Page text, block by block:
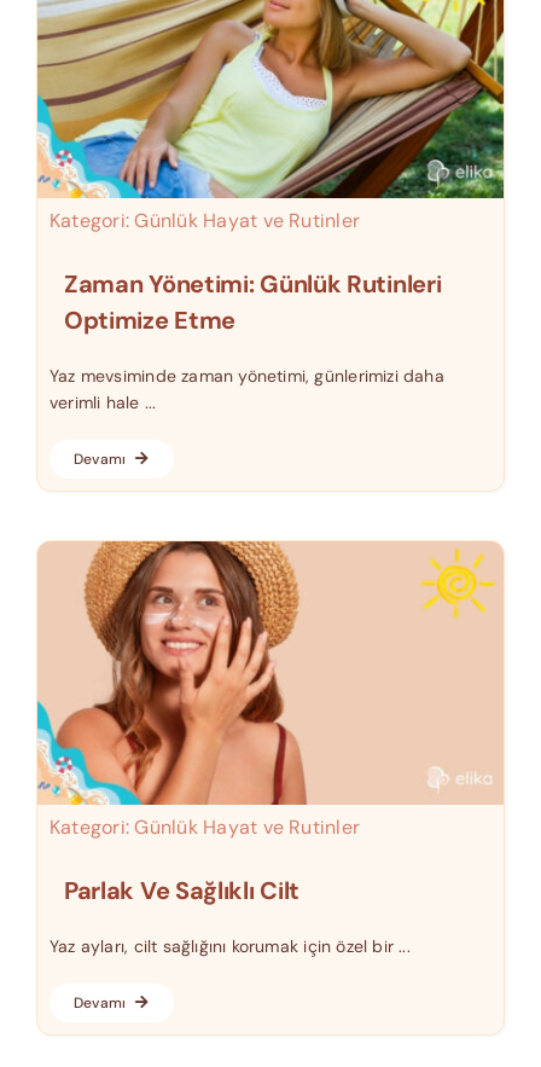
Kategori:Günlük Hayat ve Rutinler
Zaman Yönetimi: Günlük Rutinleri
Optimize Etme
Yaz mevsiminde zaman yönetimi, günlerimizi daha
verimli hale ...
Devamı
Kategori:Günlük Hayat ve Rutinler
Parlak Ve Sağlıklı Cilt
Yaz ayları, cilt sağlığını korumak için özel bir ...
Devamı